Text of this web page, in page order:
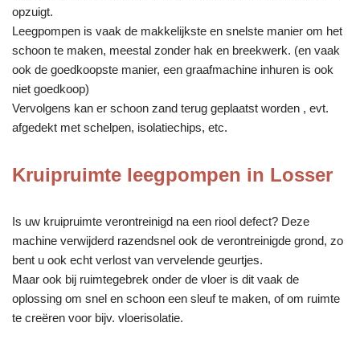
opzuigt.
Leegpompen is vaak de makkelijkste en snelste manier om het
schoon te maken, meestal zonder hak en breekwerk. (en vaak
ook de goedkoopste manier, een graafmachine inhuren is ook
niet goedkoop)
Vervolgens kan er schoon zand terug geplaatst worden , evt.
afgedekt met schelpen, isolatiechips, etc.
Kruipruimte leegpompen in Losser
Is uw kruipruimte verontreinigd na een riool defect? Deze
machine verwijderd razendsnel ook de verontreinigde grond, zo
bent u ook echt verlost van vervelende geurtjes.
Maar ook bij ruimtegebrek onder de vloer is dit vaak de
oplossing om snel en schoon een sleuf te maken, of om ruimte
te creëren voor bijv. vloerisolatie.